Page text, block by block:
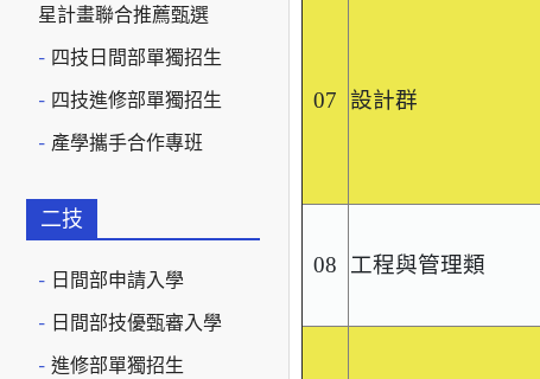
星計畫聯合推薦甄選
四技日間部單獨招生
四技進修部單獨招生
產學攜手合作專班
二技
日間部申請入學
日間部技優甄審入學
進修部單獨招生
07 設計群
08 工程與管理類